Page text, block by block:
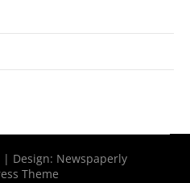
| Design: Newspaperly
Theme